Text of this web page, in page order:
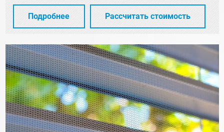
Подробнее Рассчитать стоимость